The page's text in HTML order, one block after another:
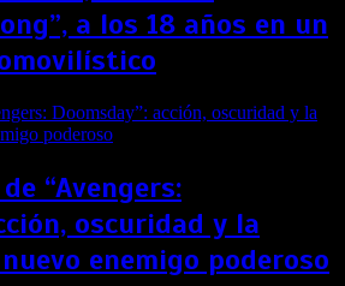
a los 18 años en un
“Avengers:
oscuridad y la
enemigo poderoso